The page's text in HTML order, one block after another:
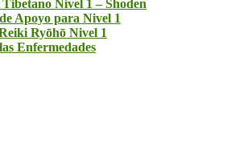
Nivel 1 – Shoden
Apoyo para Nivel 1
Ryōhō Nivel 1
Enfermedades